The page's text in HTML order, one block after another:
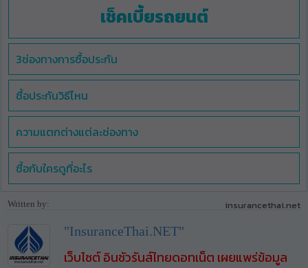
เช็คเบี้ยรถยนต์
3ช่องทางการซื้อประกัน
ซื้อประกันวิธีไหน
ความแตกต่างแต่ละช่องทาง
ซื้อกับใครดูที่อะไร
Written by: insurancethai.net
"InsuranceThai.NET"
เว็บไซต์ อินชัวรันส์ไทยดอทเน็ต เผยแพร่ข้อมูล